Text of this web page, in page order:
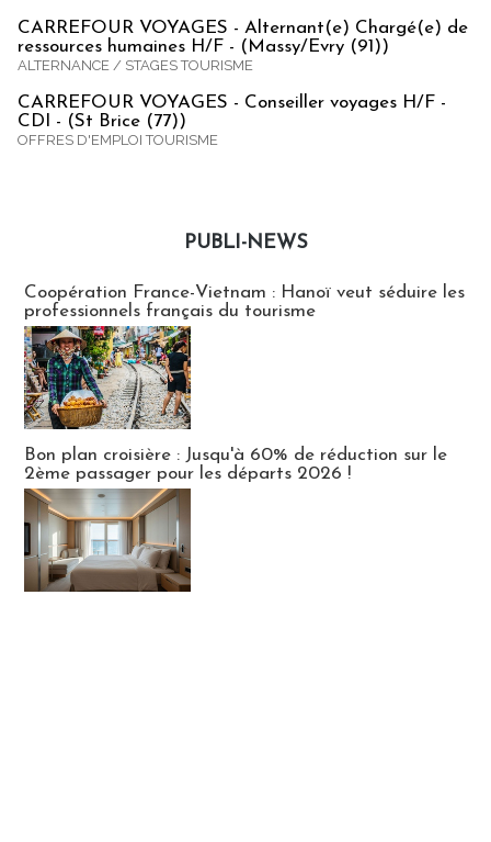
CARREFOUR VOYAGES - Alternant(e) Chargé(e) de
ressources humaines H/F - (Massy/Evry (91))
ALTERNANCE / STAGES TOURISME
CARREFOUR VOYAGES - Conseiller voyages H/F -
CDI - (St Brice (77))
OFFRES D'EMPLOI TOURISME
PUBLI-NEWS
Coopération France-Vietnam : Hanoï veut séduire les
professionnels français du tourisme
Bon plan croisière : Jusqu'à 60% de réduction sur le
2ème passager pour les départs 2026 !